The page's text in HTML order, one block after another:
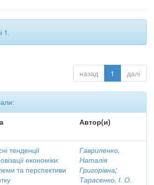
1.
назад 1 далі
Автор(и)
тенденції
економіки:
та перспективи
Гавриленко,
Наталія
Григорівна;
Тарасенко, І. О.